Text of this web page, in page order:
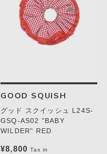
GOOD SQUISH
グッド スクイッシュ L24S-
GSQ-AS02 "BABY
WILDER" RED
¥8,800 Tax in